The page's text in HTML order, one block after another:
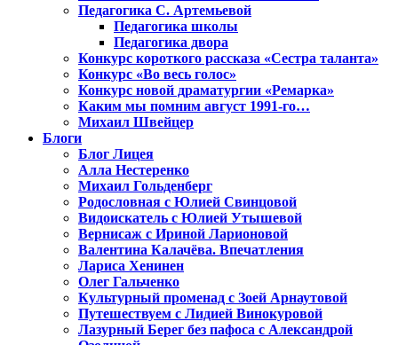
Педагогика С. Артемьевой
Педагогика школы
Педагогика двора
Конкурс короткого рассказа «Сестра таланта»
Конкурс «Во весь голос»
Конкурс новой драматургии «Ремарка»
Каким мы помним август 1991-го…
Михаил Швейцер
Блоги
Блог Лицея
Алла Нестеренко
Михаил Гольденберг
Родословная с Юлией Свинцовой
Видоискатель с Юлией Утышевой
Вернисаж с Ириной Ларионовой
Валентина Калачёва. Впечатления
Лариса Хенинен
Олег Гальченко
Культурный променад с Зоей Арнаутовой
Путешествуем с Лидией Винокуровой
Лазурный Берег без пафоса с Александрой